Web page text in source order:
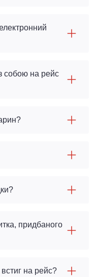
собою на рейс
придбаного
на рейс?